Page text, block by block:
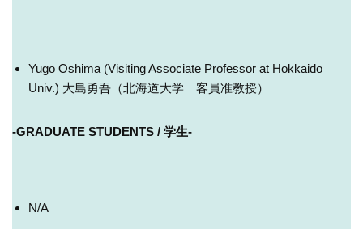
Yugo Oshima (Visiting Associate Professor at Hokkaido
Univ.) 大島勇吾（北海道大学 客員准教授）
-GRADUATE STUDENTS / 学生-
N/A